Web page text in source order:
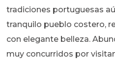
tradiciones portuguesas
tranquilo pueblo costero,
con elegante belleza.
muy concurridos por